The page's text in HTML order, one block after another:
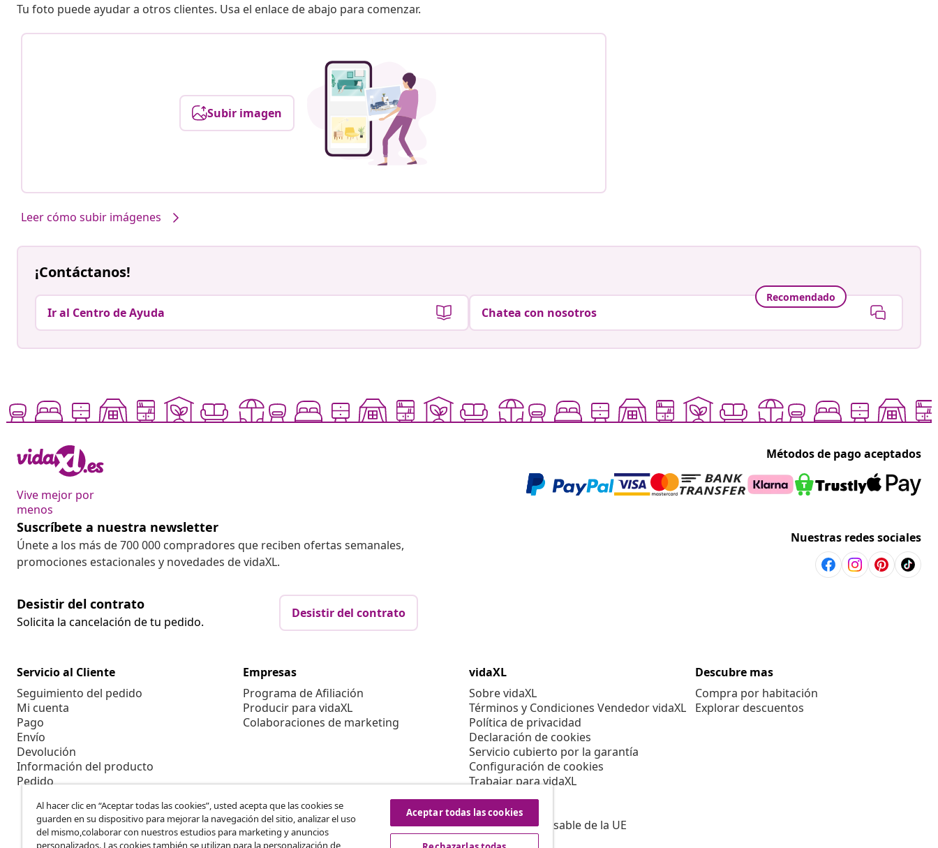
Tu foto puede ayudar a otros clientes. Usa el enlace de abajo para comenzar.
Subir imagen
Leer cómo subir imágenes
¡Contáctanos!
Ir al Centro de Ayuda
Recomendado
Chatea con nosotros
Vive mejor por
menos
Métodos de pago aceptados
Suscríbete a nuestra newsletter
Únete a los más de 700 000 compradores que reciben ofertas semanales,
promociones estacionales y novedades de vidaXL.
Nuestras redes sociales
Desistir del contrato
Solicita la cancelación de tu pedido.
Desistir del contrato
Servicio al Cliente
Seguimiento del pedido
Mi cuenta
Pago
Envío
Devolución
Información del producto
Pedido
Empresas
Programa de Afiliación
Producir para vidaXL
Colaboraciones de marketing
vidaXL
Sobre vidaXL
Términos y Condiciones Vendedor vidaXL
Política de privacidad
Declaración de cookies
Servicio cubierto por la garantía
Configuración de cookies
Trabajar para vidaXL
Aviso legal
Seguridad
Persona responsable de la UE
Política de EPR
Descubre mas
Compra por habitación
Explorar descuentos
Al hacer clic en “Aceptar todas las cookies”, usted acepta que las cookies se
guarden en su dispositivo para mejorar la navegación del sitio, analizar el uso
del mismo,colaborar con nuestros estudios para marketing y anuncios
personalizados. Las cookies también se utilizan para la personalización de
Aceptar todas las cookies